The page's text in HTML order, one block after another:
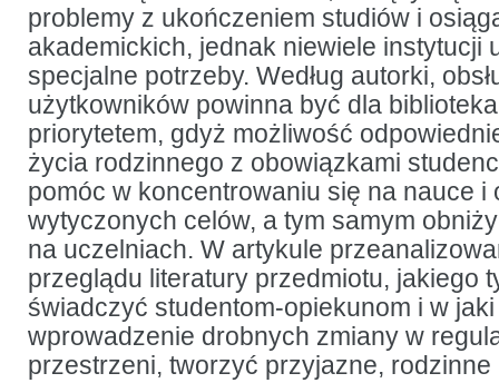
problemy z ukończeniem studiów i
akademickich, jednak niewiele instytucji
specjalne potrzeby. Według autorki,
użytkowników powinna być dla
priorytetem, gdyż możliwość
życia rodzinnego z obowiązkami
pomóc w koncentrowaniu się na nauce i
wytyczonych celów, a tym samym
na uczelniach. W artykule
przeglądu literatury przedmiotu, jakiego
świadczyć studentom-opiekunom i w
wprowadzenie drobnych zmiany w
przestrzeni, tworzyć przyjazne,